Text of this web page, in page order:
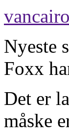
vancairo
Nyeste
Foxx
Det er
måske